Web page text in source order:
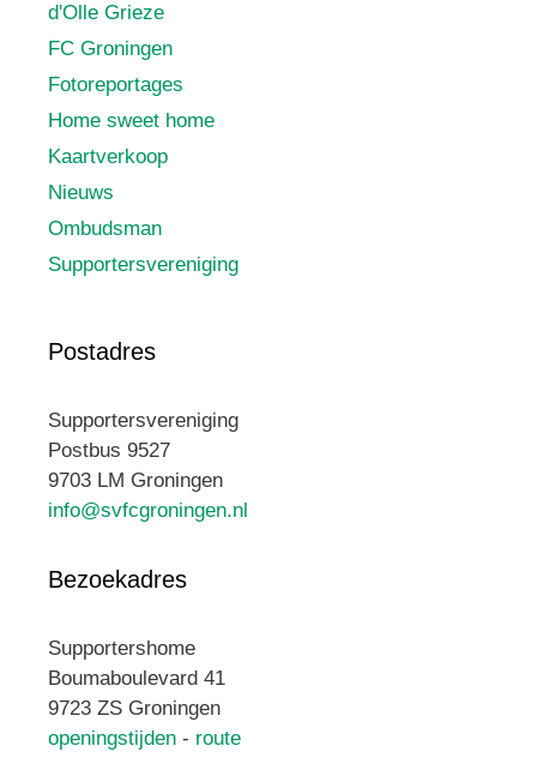
d'Olle Grieze
FC Groningen
Fotoreportages
Home sweet home
Kaartverkoop
Nieuws
Ombudsman
Supportersvereniging
Postadres
Supportersvereniging
Postbus 9527
9703 LM Groningen
info@svfcgroningen.nl
Bezoekadres
Supportershome
Boumaboulevard 41
9723 ZS Groningen
openingstijden - route